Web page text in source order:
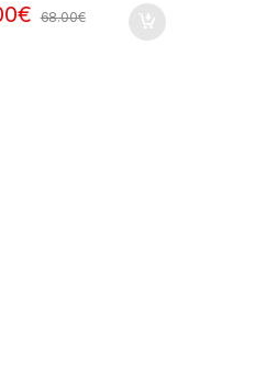
€ 68.00€